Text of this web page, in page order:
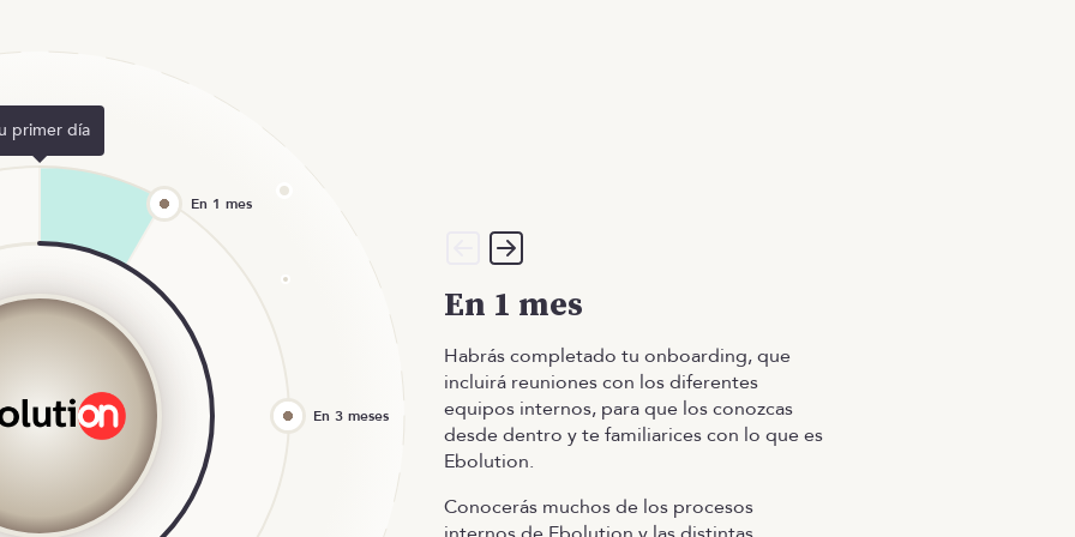
primer día
En 1 mes
Habrás completado tu onboarding, que
incluirá reuniones con los diferentes
equipos internos, para que los conozcas
desde dentro y te familiarices con lo que es
Ebolution.
Conocerás muchos de los procesos